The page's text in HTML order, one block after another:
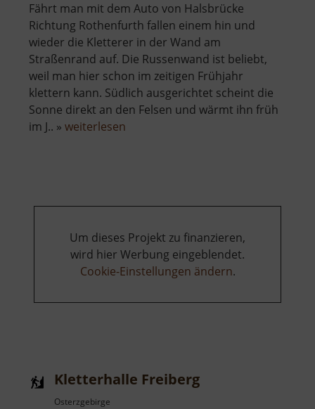
Fährt man mit dem Auto von Halsbrücke
Richtung Rothenfurth fallen einem hin und
wieder die Kletterer in der Wand am
Straßenrand auf. Die Russenwand ist beliebt,
weil man hier schon im zeitigen Frühjahr
klettern kann. Südlich ausgerichtet scheint die
Sonne direkt an den Felsen und wärmt ihn früh
im J.. » weiterlesen
Deutsche
Um dieses Projekt zu finanzieren,
wird hier Werbung eingeblendet.
Cookie-Einstellungen ändern.
Kletterhalle Freiberg
Osterzgebirge